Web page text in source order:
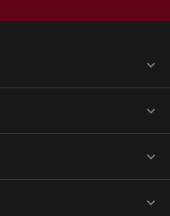



keyboard_arrow_down